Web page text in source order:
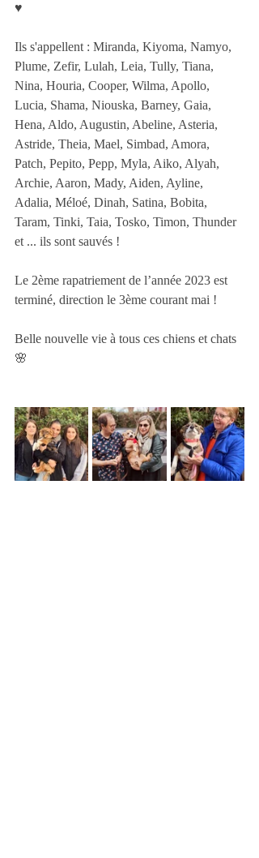
♥️
Ils s'appellent : Miranda, Kiyoma, Namyo,
Plume, Zefir, Lulah, Leia, Tully, Tiana,
Nina, Houria, Cooper, Wilma, Apollo,
Lucia, Shama, Niouska, Barney, Gaia,
Hena, Aldo, Augustin, Abeline, Asteria,
Astride, Theia, Mael, Simbad, Amora,
Patch, Pepito, Pepp, Myla, Aiko, Alyah,
Archie, Aaron, Mady, Aiden, Ayline,
Adalia, Méloé, Dinah, Satina, Bobita,
Taram, Tinki, Taia, Tosko, Timon, Thunder
et ... ils sont sauvés !
Le 2ème rapatriement de l’année 2023 est
terminé, direction le 3ème courant mai !
Belle nouvelle vie à tous ces chiens et chats
🌸